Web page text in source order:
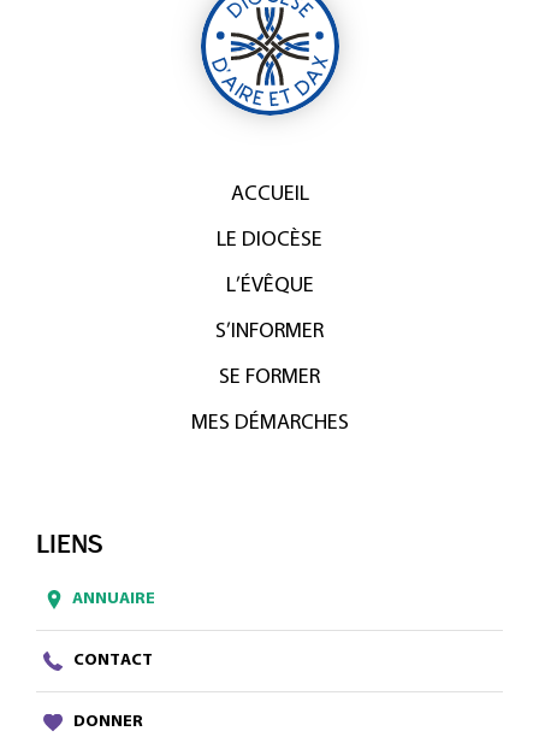
ACCUEIL
LE DIOCÈSE
L’ÉVÊQUE
S’INFORMER
SE FORMER
MES DÉMARCHES
LIENS
ANNUAIRE
CONTACT
DONNER